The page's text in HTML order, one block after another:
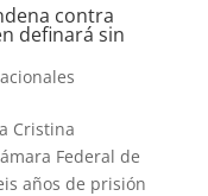
contra
definará sin
Cristina
Federal de
años de prisión